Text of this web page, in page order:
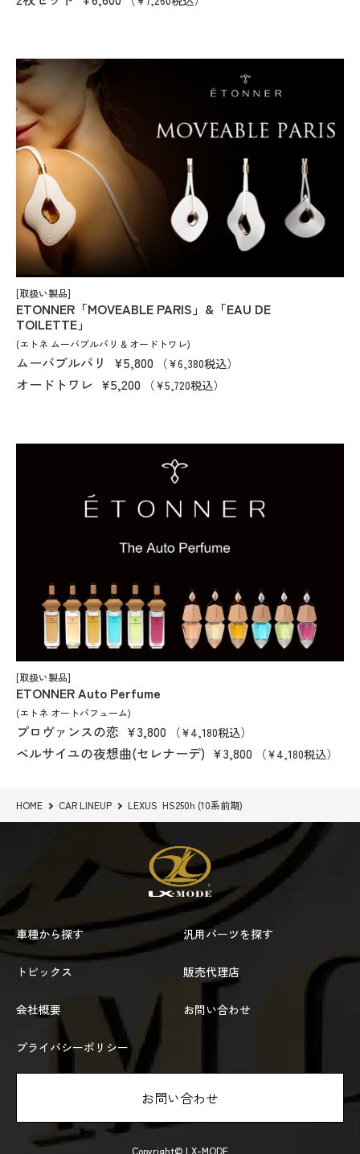
[取扱い製品]
ETONNER「MOVEABLE PARIS」&「EAU DE
TOILETTE」
(エトネ ムーバブルパリ & オードトワレ)
ムーバブルパリ ¥5,800 （¥6,380税込）
オードトワレ ¥5,200 （¥5,720税込）
[取扱い製品]
ETONNER Auto Perfume
(エトネ オートパフューム)
プロヴァンスの恋 ¥3,800 （¥4,180税込）
ベルサイユの夜想曲(セレナーデ) ¥3,800 （¥4,180税込）
HOME CAR LINEUP LEXUS HS250h (10系前期)
車種から探す 汎用パーツを探す
トピックス 販売代理店
会社概要 お問い合わせ
プライバシーポリシー
お問い合わせ
Copyright© LX-MODE